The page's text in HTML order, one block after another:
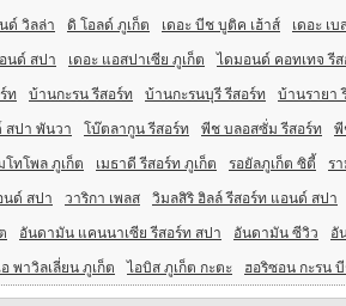
ด์ วิลล่า ดิ โอลด์ ภูเก็ต เดอะ บีช บูติค เฮ้าส์ เดอะ เบ
นด์ สปา เดอะ แอสปาเซีย ภูเก็ต ไดมอนด์ คอทเทจ รี
ท บ้านกะรน รีสอร์ท บ้านกะรนบุรี รีสอร์ท บ้านรายา
สปา พันวา โบ๊ตลากูน รีสอร์ท พีช บลอสซั่ม รีสอร์ท พี
โทโพล ภูเก็ต เมธาดี รีสอร์ท ภูเก็ต รอยัลภูเก็ต ซิตี้ ร
นด์ สปา วาริกา เพลส วิมลสิริ ฮิลล์ รีสอร์ท แอนด์ สปา
อันดามัน แคนนาเซีย รีสอร์ท สปา อันดามัน ซีวิว อั
พาวิลเลี่ยน ภูเก็ต ไอบิส ภูเก็ต กะตะ ฮอริซอน กะรน